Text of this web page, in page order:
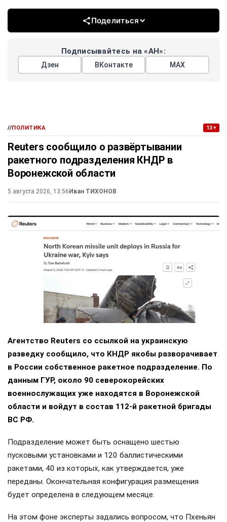
Поделиться
Подписывайтесь на «АН»:
Дзен ВКонтакте МАХ
//ПОЛИТИКА 13+
Reuters сообщило о развёртывании
ракетного подразделения КНДР в
Воронежской области
5 августа 2026, 13:56 Иван ТИХОНОВ
Агентство Reuters со ссылкой на украинскую
разведку сообщило, что КНДР якобы разворачивает
в России собственное ракетное подразделение. По
данным ГУР, около 90 северокорейских
военнослужащих уже находятся в Воронежской
области и войдут в состав 112-й ракетной бригады
ВС РФ.
Подразделение может быть оснащено шестью
пусковыми установками и 120 баллистическими
ракетами, 40 из которых, как утверждается, уже
переданы. Окончательная конфигурация размещения
будет определена в следующем месяце.
На этом фоне эксперты задались вопросом, что Пхеньян